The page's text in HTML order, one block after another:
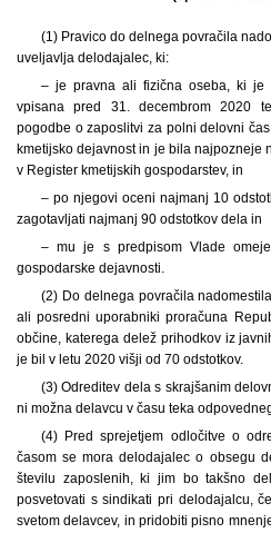
(1) Pravico do delnega povračila
uveljavlja delodajalec, ki:
– je pravna ali fizična oseba, ki je
vpisana pred 31. decembrom 2020
pogodbe o zaposlitvi za polni delovni
kmetijsko dejavnost in je bila najpozneje
v Register kmetijskih gospodarstev, in
– po njegovi oceni najmanj 10
zagotavljati najmanj 90 odstotkov dela in
– mu je s predpisom Vlade
gospodarske dejavnosti.
(2) Do delnega povračila
ali posredni uporabniki proračuna
občine, katerega delež prihodkov iz
je bil v letu 2020 višji od 70 odstotkov.
(3) Odreditev dela s skrajšanim
ni možna delavcu v času teka
(4) Pred sprejetjem odločitve o
časom se mora delodajalec o obsegu
številu zaposlenih, ki jim bo takšno
posvetovati s sindikati pri delodajalcu,
svetom delavcev, in pridobiti pisno